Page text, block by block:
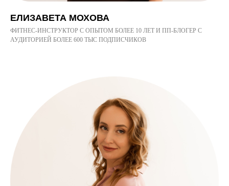
ЕЛИЗАВЕТА МОХОВА
ФИТНЕС-ИНСТРУКТОР С ОПЫТОМ БОЛЕЕ 10 ЛЕТ И ПП-БЛОГЕР С
АУДИТОРИЕЙ БОЛЕЕ 600 ТЫС ПОДПИСЧИКОВ